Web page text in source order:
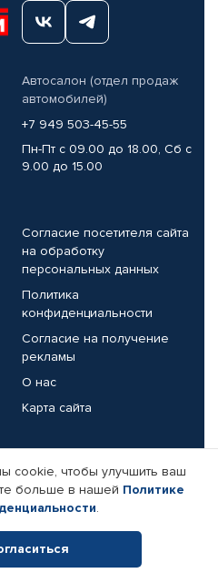
Автосалон (отдел продаж
автомобилей)
+7 949 503-45-55
Пн-Пт с 09.00 до 18.00, Сб с
9.00 до 15.00
Согласие посетителя сайта
на обработку
персональных данных
Политика
конфиденциальности
Согласие на получение
рекламы
О нас
Карта сайта
Реквизиты компании
cookie, чтобы улучшить ваш
больше в нашей Политике
.